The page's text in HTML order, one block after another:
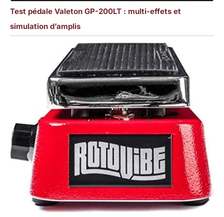
Test pédale Valeton GP-200LT : multi-effets et
simulation d’amplis